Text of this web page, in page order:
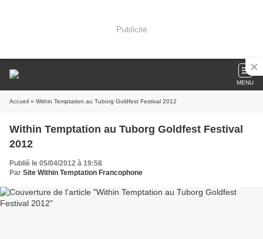
Publicité
MENU
Accueil » Within Temptation au Tuborg Goldfest Festival 2012
Within Temptation au Tuborg Goldfest Festival
2012
Publié le 05/04/2012 à 19:58
Par Site Within Temptation Francophone